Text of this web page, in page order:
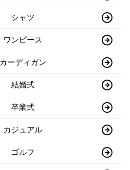
シャツ
ワンピース
カーディガン
結婚式
卒業式
カジュアル
ゴルフ